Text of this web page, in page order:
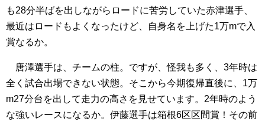
も28分半ばを出しながらロードに苦労していた赤津選手、
最近はロードもよくなったけど、自身名を上げた1万mで入
賞なるか。
唐澤選手は、チームの柱。ですが、怪我も多く、3年時は
全く試合出場できない状態。そこから今期復帰直後に、1万
m27分台を出して走力の高さを見せています。2年時のよう
な強いレースになるか。伊藤選手は箱根6区区間賞！その前